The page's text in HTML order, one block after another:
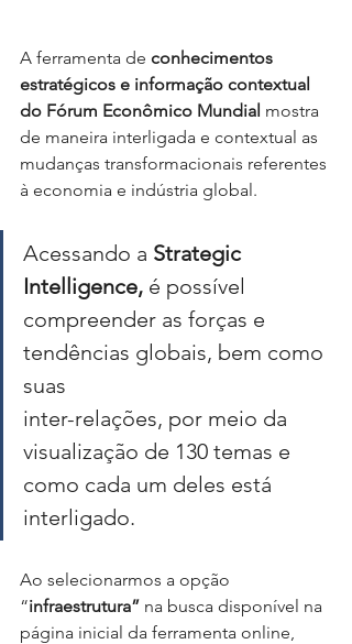
A ferramenta de conhecimentos
estratégicos e informação contextual
do Fórum Econômico Mundial mostra
de maneira interligada e contextual as
mudanças transformacionais referentes
à economia e indústria global.
Acessando a Strategic
Intelligence, é possível
compreender as forças e
tendências globais, bem como
suas
inter-relações, por meio da
visualização de 130 temas e
como cada um deles está
interligado.
Ao selecionarmos a opção
“infraestrutura” na busca disponível na
página inicial da ferramenta online,